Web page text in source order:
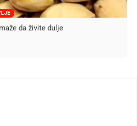
da živite dulje